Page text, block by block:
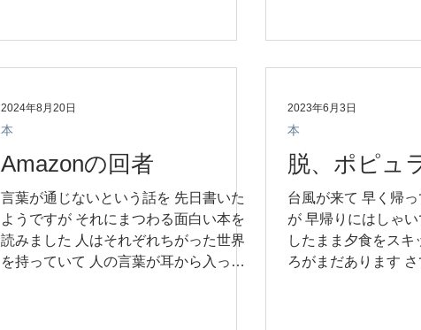
2024年8月20日
本
Amazonの回者
言葉が通じないという話を 先日書いた
ようですが それにまつわる面白い本を
読みました 人はそれぞれちがった世界
を持っていて 人の言葉が耳から入って
2023年6月3日
本
脱、ポピュ
台風が来て 早く帰
が 早帰りにはしゃ
したまま夕食をスキ
ろがまだあります